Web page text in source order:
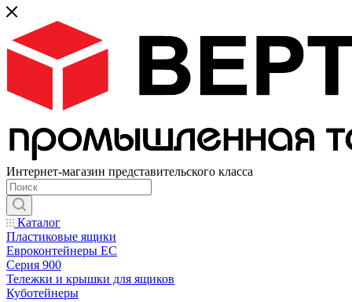
Интернет-магазин представительского класса
Каталог
Пластиковые ящики
Евроконтейнеры ЕС
Серия 900
Тележки и крышки для ящиков
Куботейнеры